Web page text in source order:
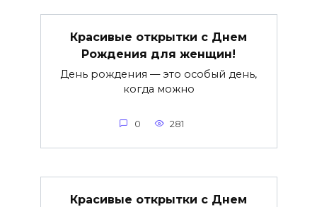
Красивые открытки c Днем
Рождения для женщин!
День рождения — это особый день,
когда можно
0 281
Красивые открытки c Днем